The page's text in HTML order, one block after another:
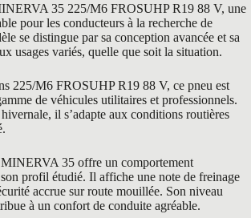
35 225/M6 FROSUHP R19 88 V, une
pour les conducteurs à la recherche de
se distingue par sa conception avancée et sa
usages variés, quelle que soit la situation.
225/M6 FROSUHP R19 88 V, ce pneu est
de véhicules utilitaires et professionnels.
il s’adapte aux conditions routières
35 offre un comportement
profil étudié. Il affiche une note de freinage
accrue sur route mouillée. Son niveau
à un confort de conduite agréable.